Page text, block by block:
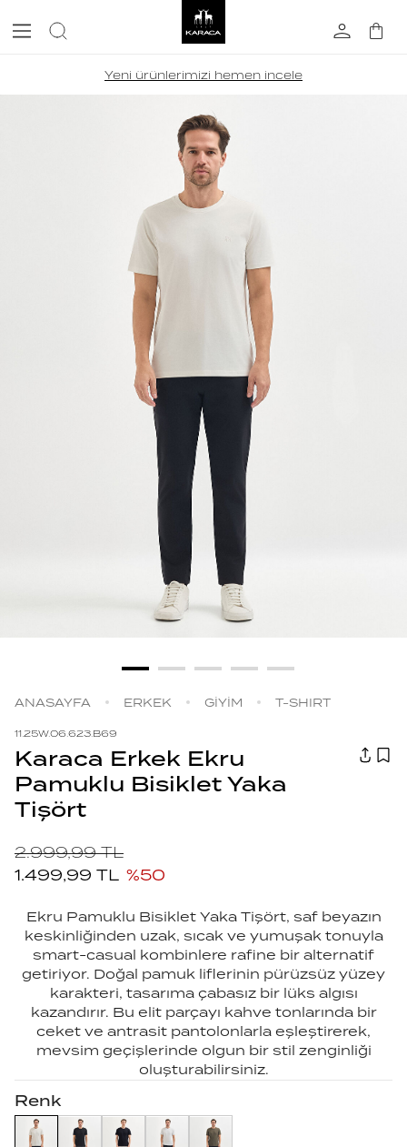
Yeni ürünlerimizi hemen incele
ANASAYFA ERKEK GİYİM T-SHIRT
11.25W.06.623.B69
Karaca Erkek Ekru
Pamuklu Bisiklet Yaka
Tişört
2.999,99 TL
1.499,99 TL %50
Ekru Pamuklu Bisiklet Yaka Tişört, saf beyazın
keskinliğinden uzak, sıcak ve yumuşak tonuyla
smart-casual kombinlere rafine bir alternatif
getiriyor. Doğal pamuk liflerinin pürüzsüz yüzey
karakteri, tasarıma çabasız bir lüks algısı
kazandırır. Bu elit parçayı kahve tonlarında bir
ceket ve antrasit pantolonlarla eşleştirerek,
mevsim geçişlerinde olgun bir stil zenginliği
oluşturabilirsiniz.
Renk